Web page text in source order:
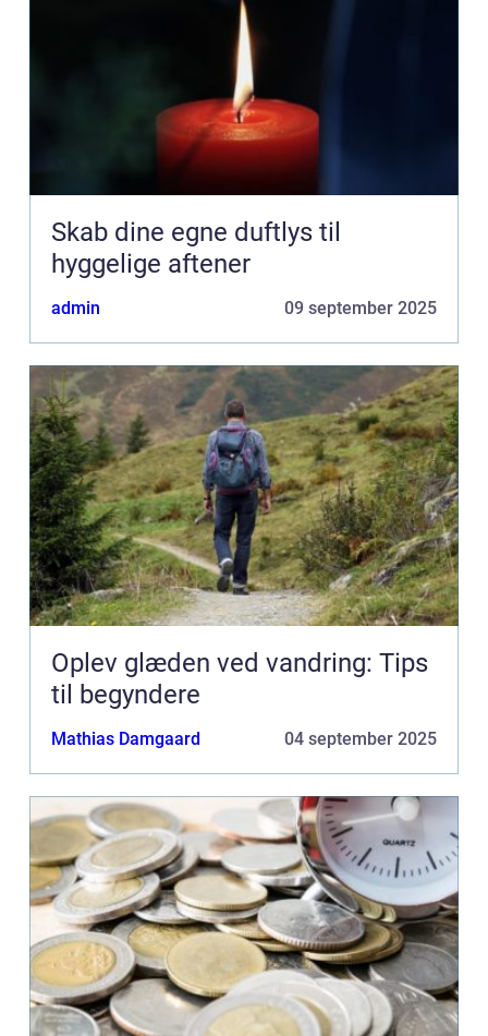
Skab dine egne duftlys til
hyggelige aftener
admin 09 september 2025
Oplev glæden ved vandring: Tips
til begyndere
Mathias Damgaard 04 september 2025